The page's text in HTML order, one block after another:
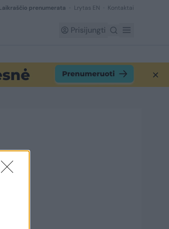
prenumerata Lrytas EN Kontaktai
Prisijungti